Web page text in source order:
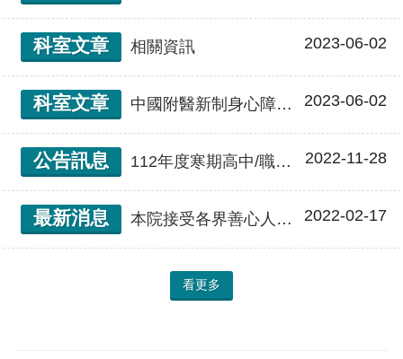
科室文章 相關資訊 2023-06-02
科室文章 中國附醫新制身心障礙鑑定流程 2023-06-02
公告訊息 112年度寒期高中/職學生志工不對外招募 2022-11-28
最新消息 本院接受各界善心人士捐款芳名錄及使用概況 2022-02-17
看更多